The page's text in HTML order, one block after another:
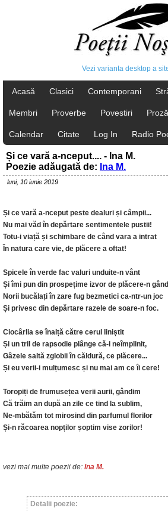
Vezi varianta desktop a
Acasă Clasici Contemporani
Membri Proverbe Povestiri Proză
Calendar Citate Log In Radio
Și ce vară a-nceput.... - Ina M.
Poezie adăugată de: Ina M.
luni, 10 iunie 2019
Și ce vară a-nceput peste dealuri și câmpii...
Nu mai văd în depărtare sentimentele pustii!
Totu-i viață și schimbare de când vara a intrat
În natura care vie, de plăcere a oftat!
Spicele în verde fac valuri unduite-n vânt
Și îmi pun din prospețime izvor de plăcere-n
Norii bucălați în zare fug bezmetici ca-ntr-un joc
Și privesc din depărtare razele de soare-n foc.
Ciocârlia se înalță către cerul liniștit
Și un tril de rapsodie plânge că-i neîmplinit,
Gâzele saltă zglobii în căldură, ce plăcere...
Și eu verii-i mulțumesc și nu mai am ce îi cere!
Toropiți de frumusețea verii aurii, gândim
Că trăim an după an zile ce tind la sublim,
Ne-mbătăm tot mirosind din parfumul florilor
Și-n răcoarea nopților șoptim vise zorilor!
vezi mai multe poezii de: Ina M.
Detalii poezie: